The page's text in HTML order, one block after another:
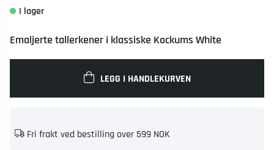
Emaljerte tallerkener i klassiske Kockums White
LEGG I HANDLEKURVEN
Fri frakt ved bestilling over 599 NOK